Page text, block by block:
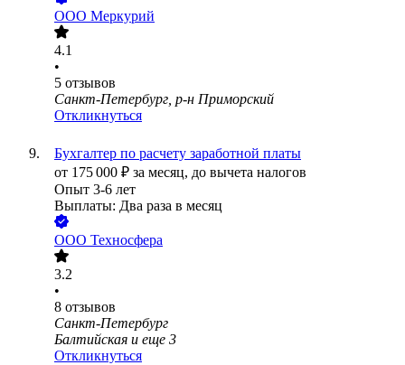
ООО Меркурий
4.1
•
5 отзывов
Санкт-Петербург, р-н Приморский
Откликнуться
Бухгалтер по расчету заработной платы
от 175 000 ₽ за месяц, до вычета налогов
Опыт 3-6 лет
Выплаты: Два раза в месяц
ООО Техносфера
3.2
•
8 отзывов
Санкт-Петербург
Балтийская и еще 3
Откликнуться